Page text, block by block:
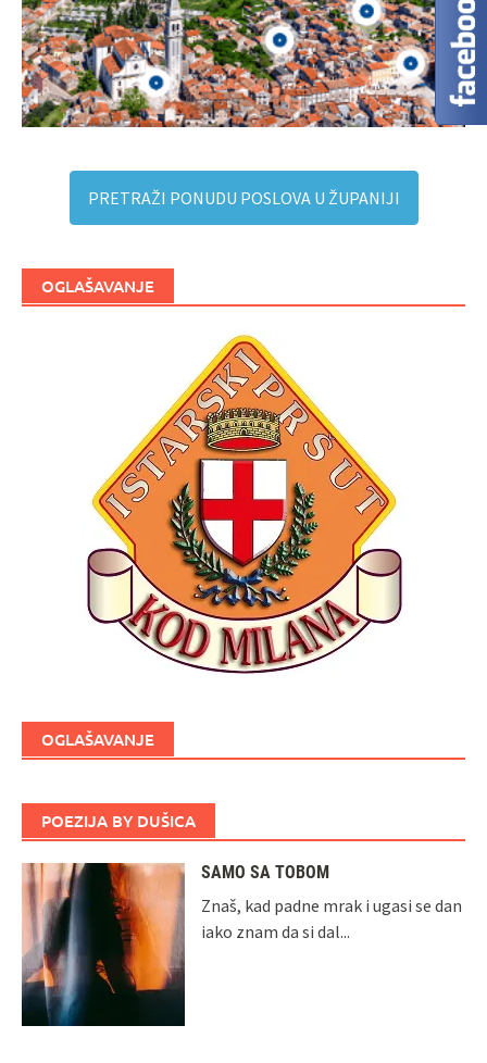
PRETRAŽI PONUDU POSLOVA U ŽUPANIJI
OGLAŠAVANJE
OGLAŠAVANJE
POEZIJA BY DUŠICA
SAMO SA TOBOM
Znaš, kad padne mrak i ugasi se dan
iako znam da si dal...